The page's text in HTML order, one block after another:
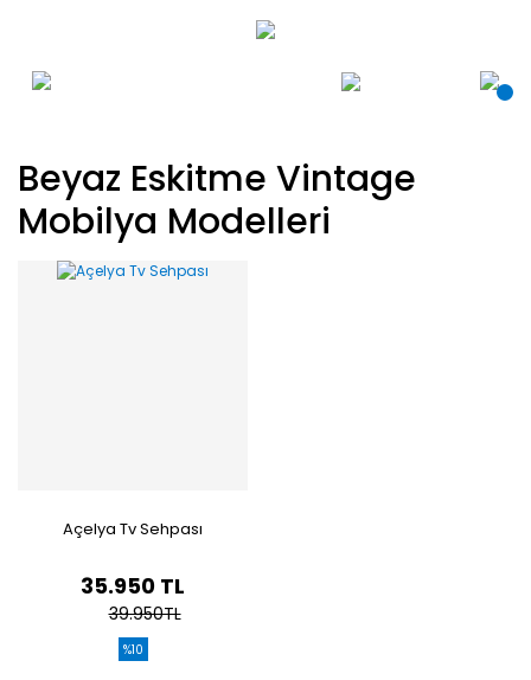
Beyaz Eskitme Vintage
Mobilya Modelleri
Açelya Tv Sehpası
35.950 TL
39.950TL
%10